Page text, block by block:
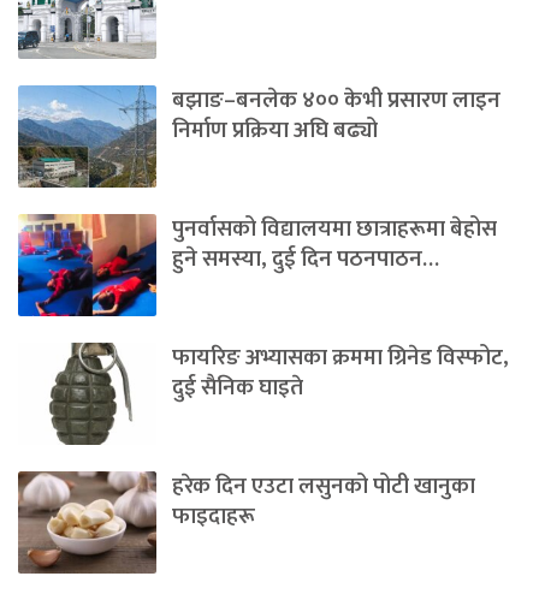
बझाङ–बनलेक ४०० केभी प्रसारण लाइन
निर्माण प्रक्रिया अघि बढ्यो
पुनर्वासको विद्यालयमा छात्राहरूमा बेहोस
हुने समस्या, दुई दिन पठनपाठन…
फायरिङ अभ्यासका क्रममा ग्रिनेड विस्फोट,
दुई सैनिक घाइते
हरेक दिन एउटा लसुनको पोटी खानुका
फाइदाहरू